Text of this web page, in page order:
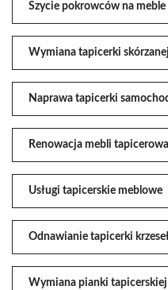
Szycie pokrowców na meble
Wymiana tapicerki skórzanej
Naprawa tapicerki
Renowacja mebli
Usługi tapicerskie meblowe
Odnawianie tapicerki
Wymiana pianki tapicerskiej